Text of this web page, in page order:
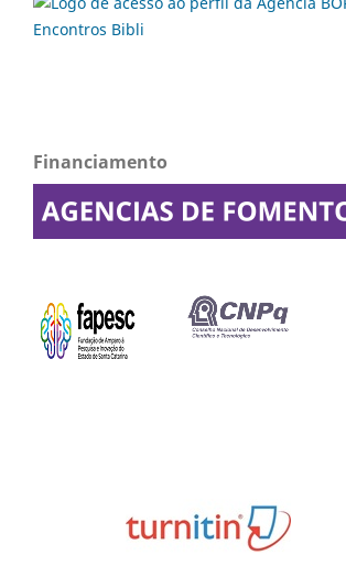
Financiamento